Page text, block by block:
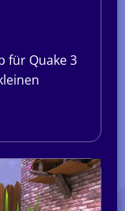
für Quake 3